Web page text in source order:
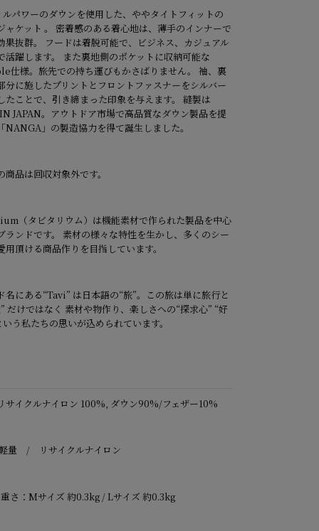
パワーのダウンを使用した、ややタイトフィットの
ャケット 。 密着感のある着心地は、薄手のインナーで
果抜群。 フードは着脱可能で、ビジネス、カジュアル
活躍します。 また裏地側のポケットに収納可能な
仕様。旅先での持ち運びもかさばりません。 袖、裏
分に施したプリントとフロントファスナーをシルバー
たことで、引き締まった印象を与えます。 縫製は
JAPAN。アウトドア市場で高品質なダウン製品を提
NANGA」の製造協力を得て誕生しました。
商品は回収対象外です。
（タビタリウム）は機能素材で作られた製品を中心
ランドです。 素材の様々な特性を生かし、多くのシー
用頂ける商品作りを目指しています。
名にある“Tavi” は日本語の“旅”。この旅は単に旅行と
だけではなく 素材や物作り、楽しさへの“探求心” “好
う私たちの思いが込められています。
サイクルナイロン 100%, ダウン90%/フェザー10%
量 / リサイクルナイロン
さ：Mサイズ 約0.3kg / Lサイズ 約0.3kg